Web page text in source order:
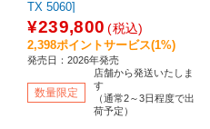
TX 5060]
¥239,800 (税込)
2,398ポイントサービス(1%)
発売日：2026年発売
数量限定
店舗から発送いたしま
す
（通常2～3日程度で出
荷予定）